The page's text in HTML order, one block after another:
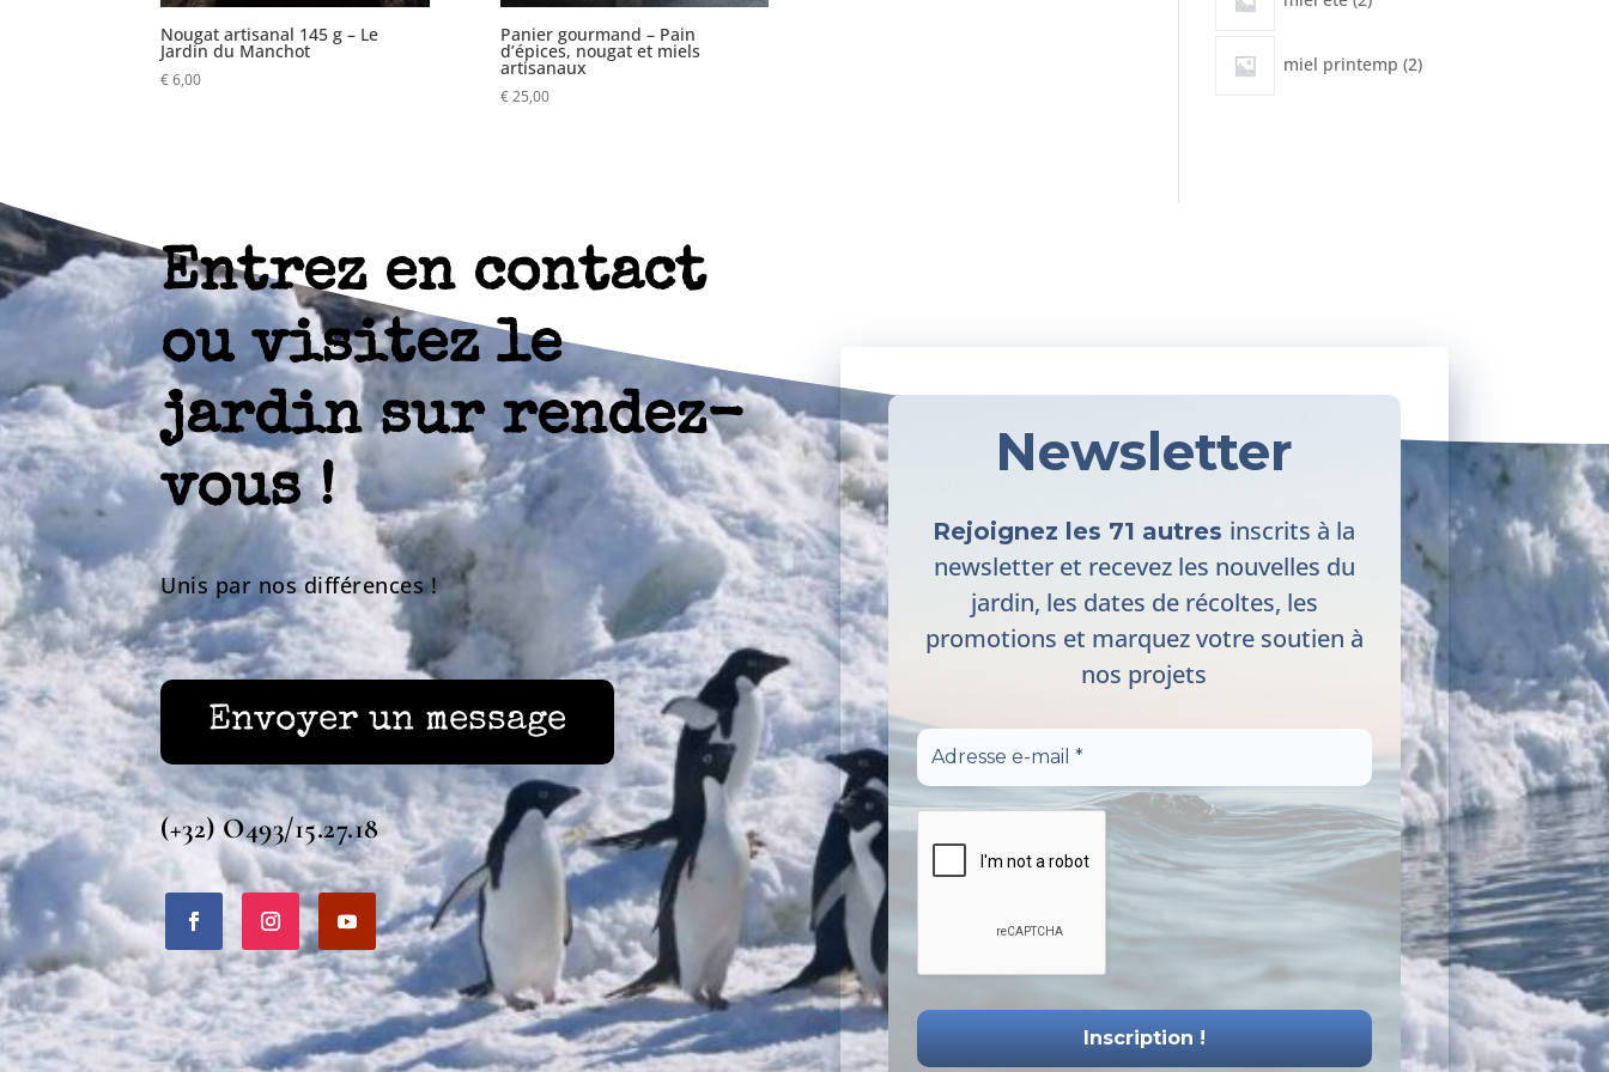
Nougat artisanal 145 g – Le
Jardin du Manchot
€6,00
Panier gourmand – Pain
d’épices, nougat et miels
artisanaux
€25,00
produits
miel printemp 2
produits
Entrez en contact
ou visitez le
jardin sur rendez-
vous !
Unis par nos différences !
Envoyer un message
(+32) O493/15.27.18
Newsletter
Rejoignez les 71 autres inscrits à la
newsletter et recevez les nouvelles du
jardin, les dates de récoltes, les
promotions et marquez votre soutien à
nos projets